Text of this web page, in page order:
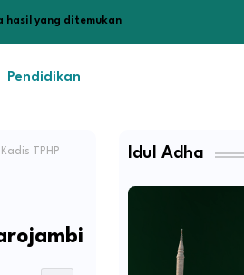
hasil yang ditemukan
Pendidikan
TPHP
Idul Adha